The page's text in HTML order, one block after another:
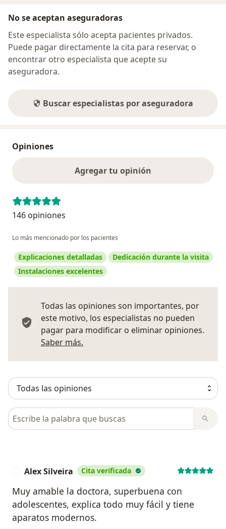
No se aceptan aseguradoras
Este especialista sólo acepta pacientes privados.
Puede pagar directamente la cita para reservar, o
encontrar otro especialista que acepte su
aseguradora.
Buscar especialistas por aseguradora
Opiniones
Agregar tu opinión
146 opiniones
Lo más mencionado por los pacientes
Explicaciones detalladas
Dedicación durante la visita
Instalaciones excelentes
Todas las opiniones son importantes, por
este motivo, los especialistas no pueden
pagar para modificar o eliminar opiniones.
Saber más.
Busca en opiniones
Alex Silveira Cita verificada
Muy amable la doctora, superbuena con
adolescentes, explica todo muy fácil y tiene
aparatos modernos.